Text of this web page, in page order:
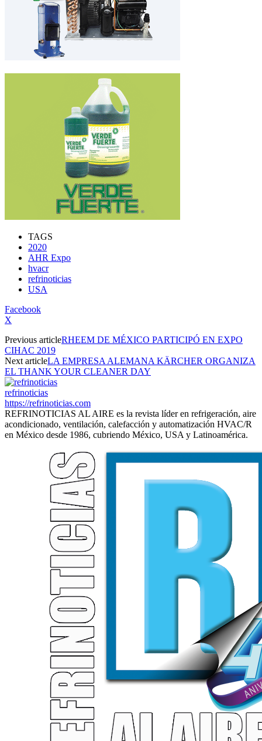
TAGS
2020
AHR Expo
hvacr
refrinoticias
USA
Facebook
X
Previous articleRHEEM DE MÉXICO PARTICIPÓ EN EXPO
CIHAC 2019
Next articleLA EMPRESA ALEMANA KÄRCHER ORGANIZA
EL THANK YOUR CLEANER DAY
refrinoticias
https://refrinoticias.com
REFRINOTICIAS AL AIRE es la revista líder en refrigeración, aire
acondicionado, ventilación, calefacción y automatización HVAC/R
en México desde 1986, cubriendo México, USA y Latinoamérica.